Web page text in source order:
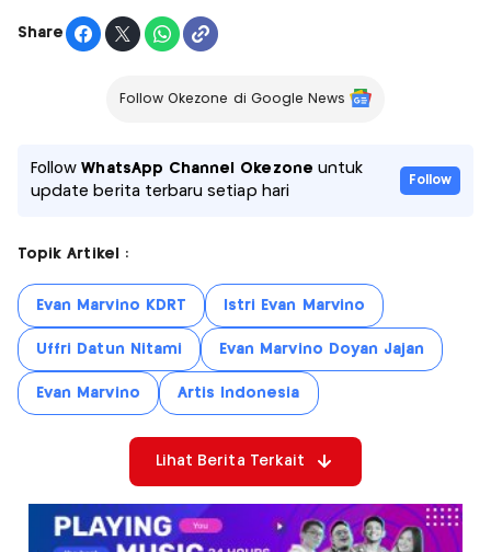
Share
Follow Okezone di Google News
FollowWhatsApp Channel Okezone untuk
update berita terbaru setiap hari
Follow
Topik Artikel :
Evan Marvino KDRT Istri Evan Marvino
Uffri Datun Nitami Evan Marvino Doyan Jajan
Evan Marvino Artis Indonesia
Lihat Berita Terkait